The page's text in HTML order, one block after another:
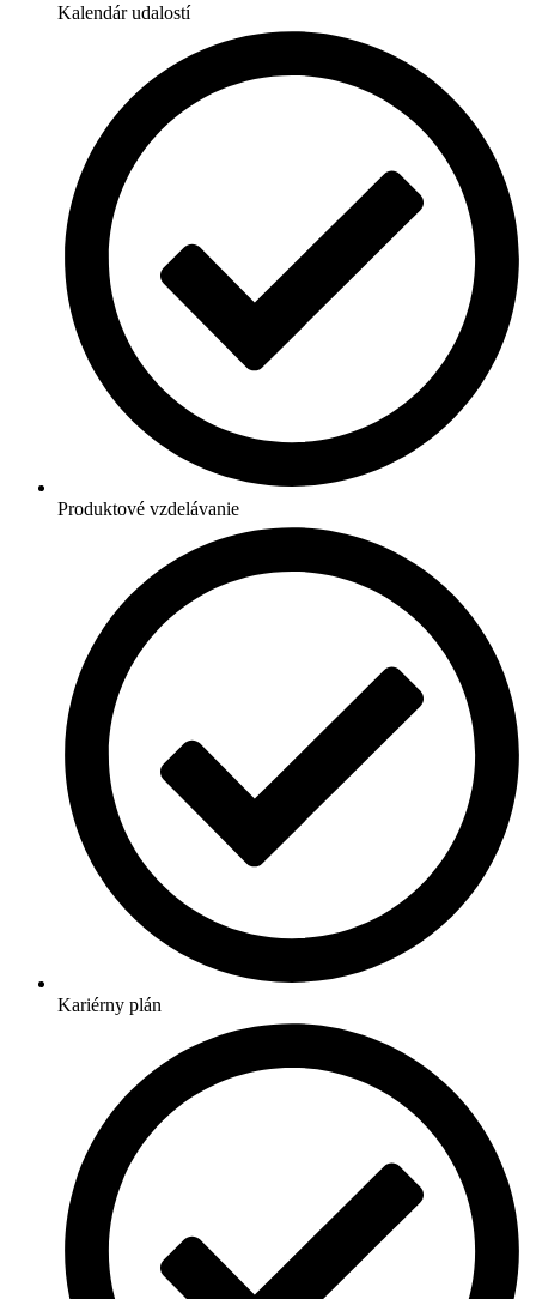
Kalendár udalostí
Produktové vzdelávanie
Kariérny plán